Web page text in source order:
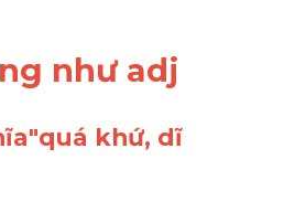
như adj
khứ, dĩ